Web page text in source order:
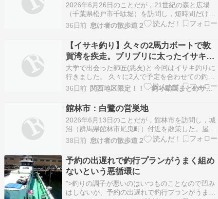
2026年6月26日のことだが，21世紀の森と広場
（千葉県松戸市千駄堀）を訪問し，短時間だけ散
策した。散策中，何種類かの野鳥を観察すること
ができた。草地で食べ物を探していたムクドリ
（Spodiopsar cineraceus）の群れと千駄堀池に1
羽だけいたチュウダイサギ（Ard…
36日前 怠け者の散歩道２
【イサキ釣り】久々の2馬力ボートで敦
賀湾を疾走。ブリブリに太ったイサキが
最高に美味かった。
大学で出会った師匠(悪友)と 今回はイサキ釣りに
行きました。 久々に2人で予定を合わせての釣
り。 容赦ないうねりと船酔いに耐えた先に待って
いた最高の大逆転。 どうしても小鮎が釣りたい師
匠を川へ案内。 そんなハードで最高な一日を没入
感高くPOV視点でお届け。 【タイムスタンプ】
36日前 関西地区限定！！ 釣り動画まとめサイト
館林市：白鷺の営巣地
2026年6月13日のことだが，館林市を訪問し，城
沼（群馬県館林市尾曳町）付近を散策した。屋外
展示されているパブリックアートを鑑賞しながら
散策中，たまたま，チュウサギ（Ardea
intermedia）を観ることができた。巣材を集めて
いるように見える。そのチュウサギが飛んで行
っ…
38日前 怠け者の散歩道２
予約の出遅れで釣行プランがうまく組め
ないという悪循環に
">釣りの調子が悪いのはいつものことなので凹み
はしないが、予約の出遅れで釣行プランがうまく